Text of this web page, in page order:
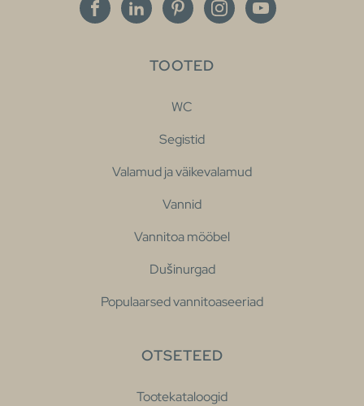
TOOTED
WC
Segistid
Valamud ja väikevalamud
Vannid
Vannitoa mööbel
Dušinurgad
Populaarsed vannitoaseeriad
OTSETEED
Tootekataloogid